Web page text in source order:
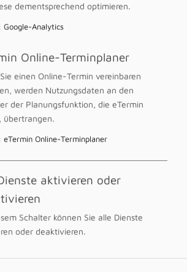
FORTBILDUNGEN
IN FOLGENDEN
PRAXEN
dementsprechend optimieren.
: Google-Analytics
Online-Terminplaner
einen Online-Termin vereinbaren
werden Nutzungsdaten an den
der Planungsfunktion, die eTermin
übertrangen.
: eTermin Online-Terminplaner
aktivieren oder
Schalter können Sie alle Dienste
oder deaktivieren.